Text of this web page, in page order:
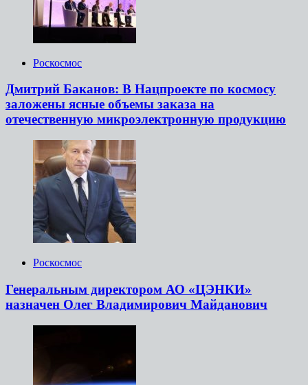
Роскосмос
Дмитрий Баканов: В Нацпроекте по космосу
заложены ясные объемы заказа на
отечественную микроэлектронную продукцию
Роскосмос
Генеральным директором АО «ЦЭНКИ»
назначен Олег Владимирович Майданович